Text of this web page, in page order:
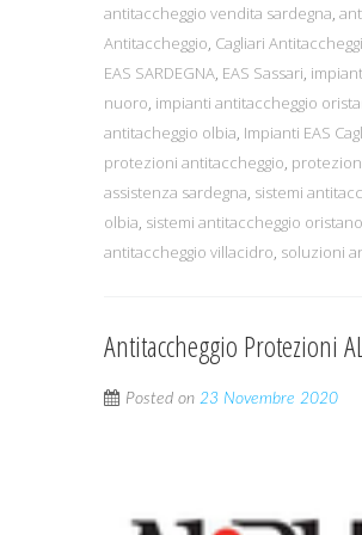
antitaccheggio vendita sardegna,
Antitaccheggio, Cagliari
EAS SARDEGNA, EAS Sassari,
nuoro, impianti antitaccheggio
antitacheggio olbia, Impianti EAS
protezioni antitaccheggio,
assistenza sardegna, sistemi
olbia, sistemi antitaccheggio oristano
antitaccheggio villacidro, soluzioni
Antitaccheggio Protezioni
Posted on 23 Novembre 2020